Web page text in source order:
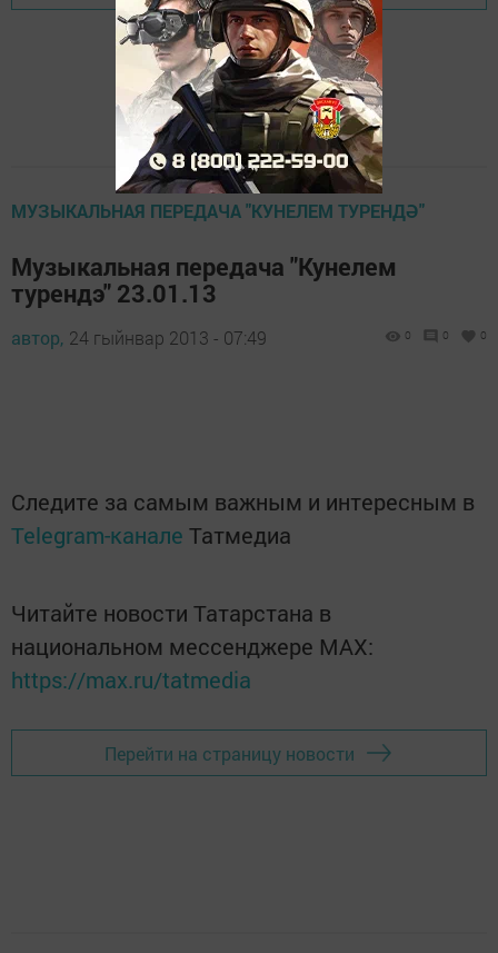
МУЗЫКАЛЬНАЯ ПЕРЕДАЧА "КУНЕЛЕМ ТУРЕНДӘ"
Музыкальная передача "Кунелем
турендэ" 23.01.13
автор, 24 гыйнвар 2013 - 07:49 0 0 0
Следите за самым важным и интересным в
Telegram-канале Татмедиа
Читайте новости Татарстана в
национальном мессенджере MАХ:
https://max.ru/tatmedia
Перейти на страницу новости